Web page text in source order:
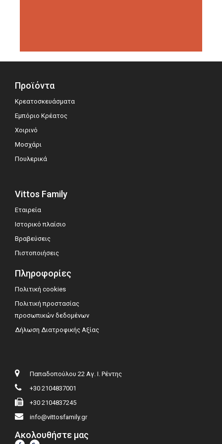
Προϊόντα
Κρεατοσκευάσματα
Εμπόριο Κρέατος
Χοιρινό
Μοσχάρι
Πουλερικά
Vittos Family
Εταιρεία
Ιστορικό πλαίσιο
Βραβεύσεις
Πιστοποιήσεις
Πληροφορίες
Πολιτική cookies
Πολιτική προστασίας
προσωπικών δεδομένων
Δήλωση Διατροφικής Αξίας
Παπαδοπούλου 22 Αγ. Ι. Ρέντης
+30 2104837001
+30 2104837245
info@vittosfamily.gr
Ακολουθήστε μας